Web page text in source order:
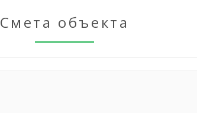
Смета объекта